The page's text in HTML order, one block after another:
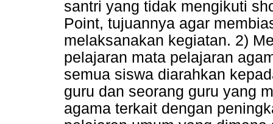
santri yang tidak mengikuti
Point, tujuannya agar
melaksanakan kegiatan. 2)
pelajaran mata pelajaran
semua siswa diarahkan
guru dan seorang guru yang
agama terkait dengan